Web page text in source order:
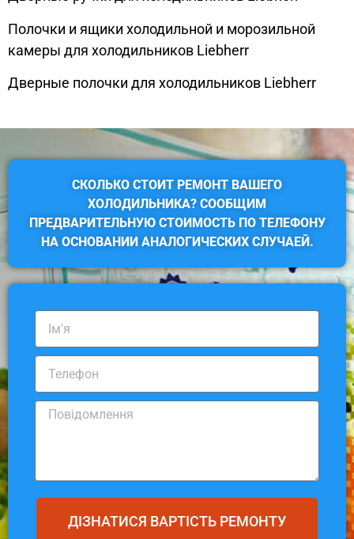
Полочки и ящики холодильной и морозильной
камеры для холодильников Liebherr
Дверные полочки для холодильников Liebherr
СКОЛЬКО СТОИТ РЕМОНТ ВАШЕГО
ХОЛОДИЛЬНИКА? СООБЩИМ
ПРЕДВАРИТЕЛЬНУЮ СТОИМОСТЬ ПО ТЕЛЕФОНУ
НА ОСНОВАНИИ АНАЛОГИЧЕСКИХ СЛУЧАЕЙ.
ДІЗНАТИСЯ ВАРТІСТЬ РЕМОНТУ